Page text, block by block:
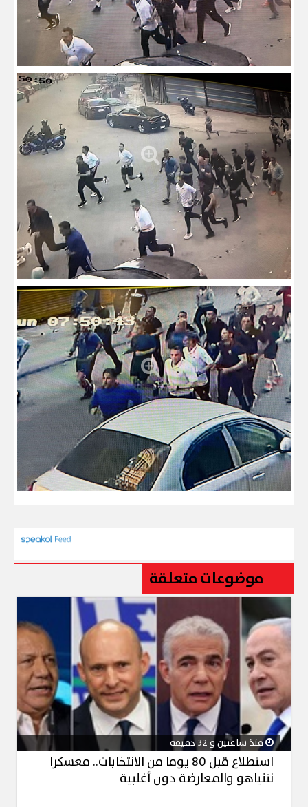
موضوعات متعلقة
منذ ساعتين و 32 دقيقة
استطلاع قبل 80 يوما من الانتخابات.. معسكرا
نتنياهو والمعارضة دون أغلبية